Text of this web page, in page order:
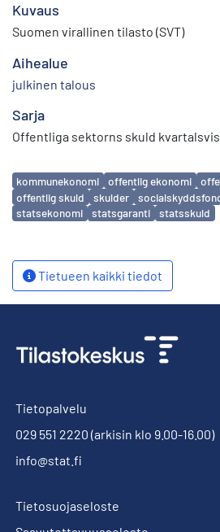
Kuvaus
Suomen virallinen tilasto (SVT)
Aihealue
julkinen talous
Sarja
Offentliga sektorns skuld kvartalsvis
Avainsanat
kommunekonomi offentlig ekonomi
offentlig skuld
skulder
statsekonomi
statsgaranti statsskuld
Tietueen kaikki tiedot
Tietopalvelu
029 551 2220 (arkisin klo 9.00-16.00)
info@stat.fi
Tietosuojaseloste